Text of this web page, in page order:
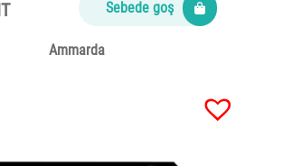
Sebede goş
Ammarda